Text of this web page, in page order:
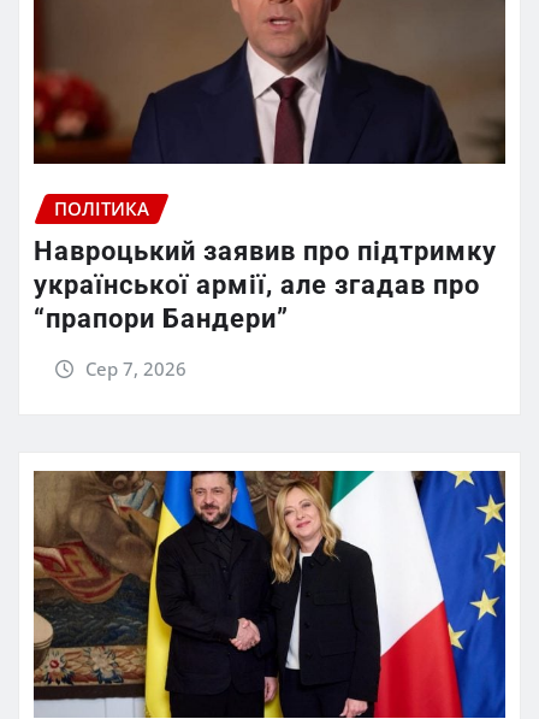
ПОЛІТИКА
Навроцький заявив про підтримку
української армії, але згадав про
“прапори Бандери”
Сер 7, 2026